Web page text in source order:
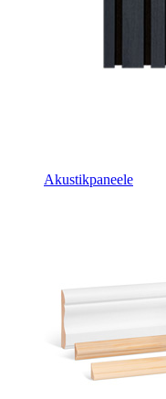
Akustikpaneele